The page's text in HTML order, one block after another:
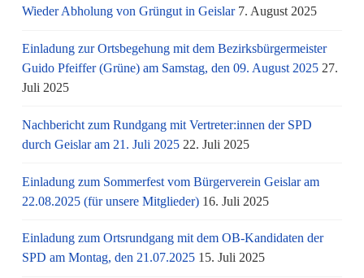
Wieder Abholung von Grüngut in Geislar 7. August 2025
Einladung zur Ortsbegehung mit dem Bezirksbürgermeister
Guido Pfeiffer (Grüne) am Samstag, den 09. August 2025 27.
Juli 2025
Nachbericht zum Rundgang mit Vertreter:innen der SPD
durch Geislar am 21. Juli 2025 22. Juli 2025
Einladung zum Sommerfest vom Bürgerverein Geislar am
22.08.2025 (für unsere Mitglieder) 16. Juli 2025
Einladung zum Ortsrundgang mit dem OB-Kandidaten der
SPD am Montag, den 21.07.2025 15. Juli 2025